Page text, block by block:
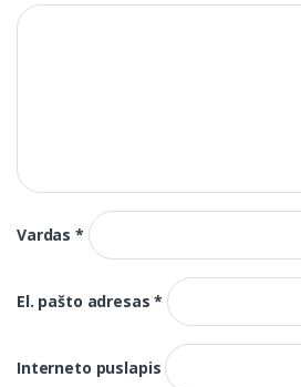
Vardas*
El. pašto adresas*
Interneto puslapis